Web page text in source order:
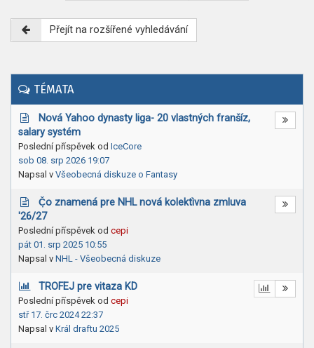
Přejít na rozšířené vyhledávání
TÉMATA
Nová Yahoo dynasty liga- 20 vlastných franšíz,
salary systém
Poslední příspěvek od IceCore
sob 08. srp 2026 19:07
Napsal v Všeobecná diskuze o Fantasy
Č̣o znamená pre NHL nová kolektìvna zmluva
'26/27
Poslední příspěvek od cepi
pát 01. srp 2025 10:55
Napsal v NHL - Všeobecná diskuze
TROFEJ pre vitaza KD
Poslední příspěvek od cepi
stř 17. črc 2024 22:37
Napsal v Král draftu 2025